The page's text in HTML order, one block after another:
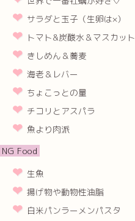
サラダと玉子（生卵は×）
トマト&炭酸水＆マスカット
きしめん＆蕎麦
海老＆レバー
ちょこっとの量
チコリとアスパラ
魚より肉派
NG Food
生魚
揚げ物や動物性油脂
白米パンラーメンパスタ